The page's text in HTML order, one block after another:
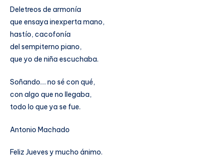
Deletreos de armonía
que ensaya inexperta mano,
hastío, cacofonía
del sempiterno piano,
que yo de niña escuchaba.
Soñando… no sé con qué,
con algo que no llegaba,
todo lo que ya se fue.
Antonio Machado
Feliz Jueves y mucho ánimo.